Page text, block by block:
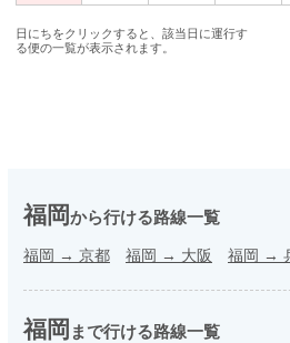
日にちをクリックすると、該当日に運行す
る便の一覧が表示されます。
福岡から行ける路線一覧
福岡 → 京都 福岡 → 大阪 福岡 →
福岡 まで行ける路線一覧